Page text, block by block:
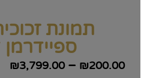
תמונת
ספיידרמן
₪200.00
–
₪3,799.00